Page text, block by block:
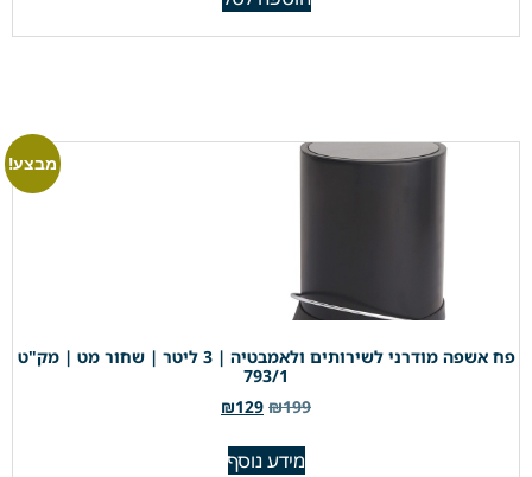
מבצע!
פח אשפה מודרני לשירותים ולאמבטיה | 3 ליטר | שחור מט | מק"ט
793/1
₪199
₪129
מידע נוסף